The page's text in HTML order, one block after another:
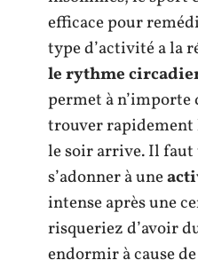
efficace pour
type d’activité a la
le rythme
permet à n’importe
trouver rapidement
le soir arrive. Il
s’adonner à une
intense après une
risqueriez d’avoir
endormir à cause